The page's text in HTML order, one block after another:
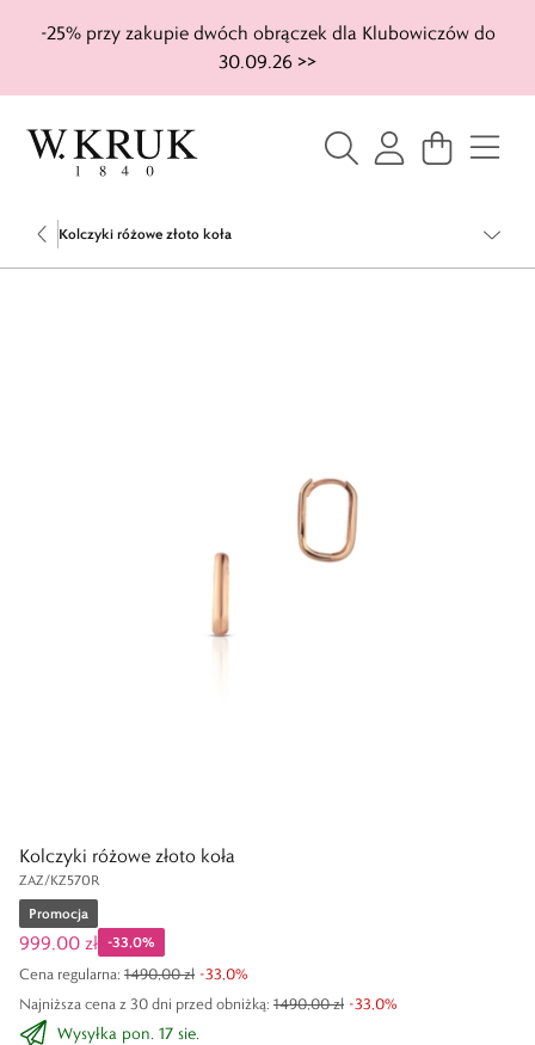
-25% przy zakupie dwóch obrączek dla Klubowiczów do
30.09.26 >>
Kolczyki różowe złoto koła
Kolczyki różowe złoto koła
ZAZ/KZ570R
Promocja
999,00 zł -33,0%
Najniższa cena z 30 dni przed obniżką: 1490,00 zł -33,0%
Cena regularna: 1490,00 zł -33,0%
Wysyłka pon. 17 sie.